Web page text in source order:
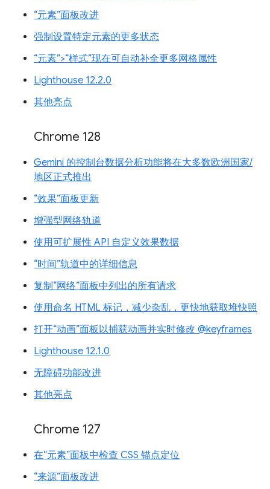
“元素”面板改进
强制设置特定元素的更多状态
“元素”>“样式”现在可自动补全更多网格属性
Lighthouse 12.2.0
其他亮点
Chrome 128
Gemini 的控制台数据分析功能将在大多数欧洲国家/
地区正式推出
“效果”面板更新
增强型网络轨道
使用可扩展性 API 自定义效果数据
“时间”轨道中的详细信息
复制“网络”面板中列出的所有请求
使用命名 HTML 标记，减少杂乱，更快地获取堆快照
打开“动画”面板以捕获动画并实时修改 @keyframes
Lighthouse 12.1.0
无障碍功能改进
其他亮点
Chrome 127
在“元素”面板中检查 CSS 锚点定位
“来源”面板改进